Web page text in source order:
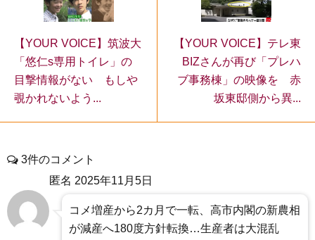
【YOUR VOICE】筑波大
「悠仁s専用トイレ」の
目撃情報がない もしや
覗かれないよう...
【YOUR VOICE】テレ東
BIZさんが再び「プレハ
ブ事務棟」の映像を 赤
坂東邸側から異...
3件のコメント
匿名 2025年11月5日
コメ増産から2カ月で一転、高市内閣の新農相
が減産へ180度方針転換…生産者は大混乱